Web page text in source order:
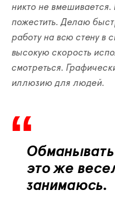
никто не
пожестить. Делаю
работу на всю стену в
высокую скорость
смотреться.
иллюзию для людей.
Обманывать
это же
занимаюсь.